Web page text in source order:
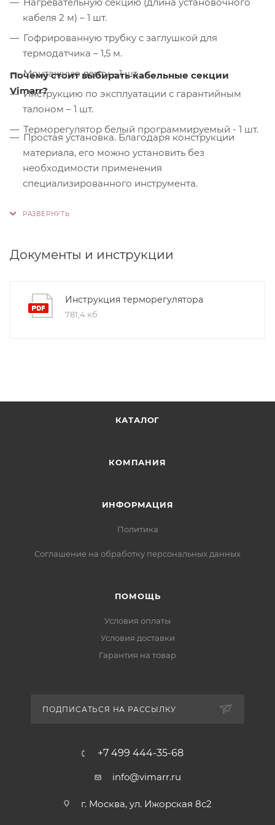
кабеля 2 м) – 1 шт.
Гофрированную трубку с заглушкой для
термодатчика – 1,5 м.
Монтажную ленту – 1 шт.
Инструкцию по эксплуатации с гарантийным
талоном – 1 шт.
Терморегулятор белый программируемый - 1 шт.
Почему стоит выбирать кабельные секции
Vimarr?
Простая установка. Благодаря конструкции
материала, его можно установить без
необходимости применения
специализированного инструмента.
используются только высококачественные
9001:2015. Это обеспечивает надежность и
Документы и инструкции
Инструкция терморегулятора
781,4 кб
КАТАЛОГ
КОМПАНИЯ
ИНФОРМАЦИЯ
Политика
Соглашение на обработку персональных данных
ПОМОЩЬ
Условия оплаты
Условия доставки
Гарантия на товар
ПОДПИСАТЬСЯ НА РАССЫЛКУ
+7 499 444-35-68
info@vimarr.ru
г. Москва, ул. Ижорская 8с2